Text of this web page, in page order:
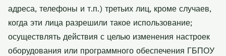
адреса, телефоны и т.п.) третьих лиц, кроме случаев,
когда эти лица разрешили такое использование;
осуществлять действия с целью изменения настроек
оборудования или программного обеспечения ГБПОУ